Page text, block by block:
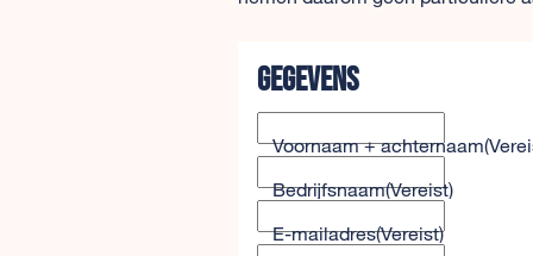
Gegevens
Voornaam + achternaam
Bedrijfsnaam(Vereist)
E-mailadres(Vereist)